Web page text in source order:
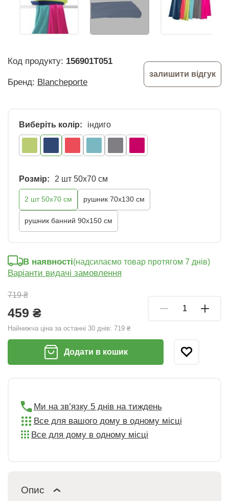
Код продукту: 156901T051
Бренд: Blancheporte
залишити відгук
Виберіть колір: індиго
Розмір: 2 шт 50х70 см
2 шт 50х70 см рушник 70х130 см
рушник банний 90х150 см
719 ₴
459 ₴
Найнижча ціна за останні 30 днів: 719 ₴
В наявності(надсилаємо товар протягом 7 днів)
Варіанти видачі замовлення
Додати в кошик
Ми на зв’язку 5 днів на тиждень
Все для вашого дому в одному місці
Все для дому в одному місці
Опис